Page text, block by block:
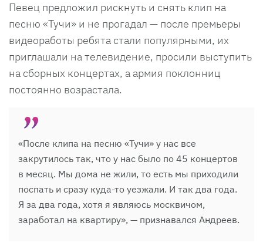
Певец предложил рискнуть и снять клип на
песню «Тучи» и не прогадал — после премьеры
видеоработы ребята стали популярными, их
приглашали на телевидение, просили выступить
на сборных концертах, а армия поклонниц
постоянно возрастала.
«После клипа на песню «Тучи» у нас все
закрутилось так, что у нас было по 45 концертов
в месяц. Мы дома не жили, то есть мы приходили
поспать и сразу куда-то уезжали. И так два года.
Я за два года, хотя я являюсь москвичом,
заработал на квартиру», — признавался Андреев.